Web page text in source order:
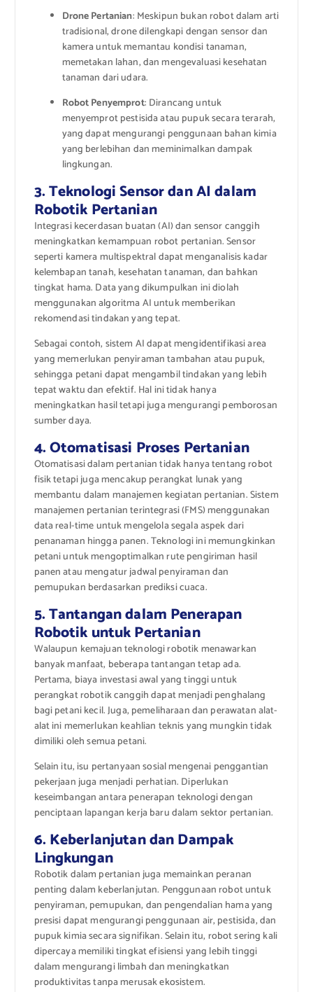
Drone Pertanian: Meskipun bukan robot dalam arti
tradisional, drone dilengkapi dengan sensor dan
kamera untuk memantau kondisi tanaman,
memetakan lahan, dan mengevaluasi kesehatan
tanaman dari udara.
Robot Penyemprot: Dirancang untuk
menyemprot pestisida atau pupuk secara terarah,
yang dapat mengurangi penggunaan bahan kimia
yang berlebihan dan meminimalkan dampak
lingkungan.
3. Teknologi Sensor dan AI dalam
Robotik Pertanian
Integrasi kecerdasan buatan (AI) dan sensor canggih
meningkatkan kemampuan robot pertanian. Sensor
seperti kamera multispektral dapat menganalisis kadar
kelembapan tanah, kesehatan tanaman, dan bahkan
tingkat hama. Data yang dikumpulkan ini diolah
menggunakan algoritma AI untuk memberikan
rekomendasi tindakan yang tepat.
Sebagai contoh, sistem AI dapat mengidentifikasi area
yang memerlukan penyiraman tambahan atau pupuk,
sehingga petani dapat mengambil tindakan yang lebih
tepat waktu dan efektif. Hal ini tidak hanya
meningkatkan hasil tetapi juga mengurangi pemborosan
sumber daya.
4. Otomatisasi Proses Pertanian
Otomatisasi dalam pertanian tidak hanya tentang robot
fisik tetapi juga mencakup perangkat lunak yang
membantu dalam manajemen kegiatan pertanian. Sistem
manajemen pertanian terintegrasi (FMS) menggunakan
data real-time untuk mengelola segala aspek dari
penanaman hingga panen. Teknologi ini memungkinkan
petani untuk mengoptimalkan rute pengiriman hasil
panen atau mengatur jadwal penyiraman dan
pemupukan berdasarkan prediksi cuaca.
5. Tantangan dalam Penerapan
Robotik untuk Pertanian
Walaupun kemajuan teknologi robotik menawarkan
banyak manfaat, beberapa tantangan tetap ada.
Pertama, biaya investasi awal yang tinggi untuk
perangkat robotik canggih dapat menjadi penghalang
bagi petani kecil. Juga, pemeliharaan dan perawatan alat-
alat ini memerlukan keahlian teknis yang mungkin tidak
dimiliki oleh semua petani.
Selain itu, isu pertanyaan sosial mengenai penggantian
pekerjaan juga menjadi perhatian. Diperlukan
keseimbangan antara penerapan teknologi dengan
penciptaan lapangan kerja baru dalam sektor pertanian.
6. Keberlanjutan dan Dampak
Lingkungan
Robotik dalam pertanian juga memainkan peranan
penting dalam keberlanjutan. Penggunaan robot untuk
penyiraman, pemupukan, dan pengendalian hama yang
presisi dapat mengurangi penggunaan air, pestisida, dan
pupuk kimia secara signifikan. Selain itu, robot sering kali
dipercaya memiliki tingkat efisiensi yang lebih tinggi
dalam mengurangi limbah dan meningkatkan
produktivitas tanpa merusak ekosistem.